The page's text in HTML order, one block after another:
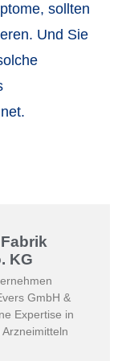
sollten
Und Sie
KG
GmbH &
Expertise in